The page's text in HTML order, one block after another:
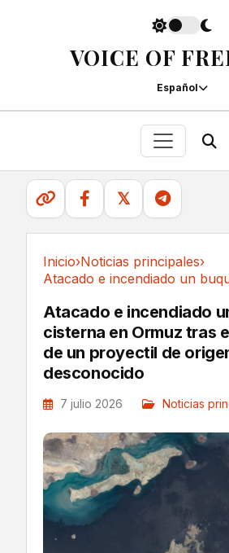
VOICE OF
Español
𝕏
Inicio›Noticias principales›
Atacado e incendiado
cisterna en Ormuz tras
de un proyectil de
desconocido
7 julio 2026 Noticias